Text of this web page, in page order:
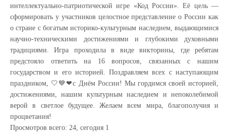
интеллектуально-патриотической игре «Код России». Её цель —
сформировать у участников целостное представление о России как
о стране с богатым историко-культурным наследием, выдающимися
научно-техническими достижениями и глубокими духовными
традициями. Игра проходила в виде викторины, где ребятам
предстояло ответить на 16 вопросов, связанных с нашим
государством и его историей. Поздравляем всех с наступающим
праздником, 🤍💙❤с Днём России! Мы гордимся своей историей,
достижениями, нашим культурным наследием и непоколебимой
верой в светлое будущее. Желаем всем мира, благополучия и
процветания!
Просмотров всего: 24, сегодня 1